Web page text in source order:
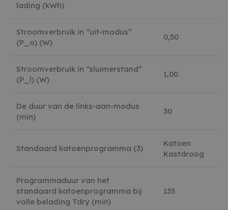
lading (kWh)
Stroomverbruik in “uit-modus”
(P_o) (W)
0,50
Stroomverbruik in “sluimerstand”
(P_l) (W)
1,00
De duur van de links-aan-modus
(min)
30
Standaard katoenprogramma (3)
Katoen
Kastdroog
Programmaduur van het
standaard katoenprogramma bij
volle belading Tdry (min)
135